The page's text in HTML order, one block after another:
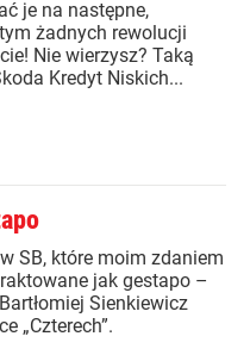
je na następne,
żadnych rewolucji
Nie wierzysz? Taką
Kredyt Niskich...
SB, które moim zdaniem
jak gestapo –
Sienkiewicz
„Czterech”.